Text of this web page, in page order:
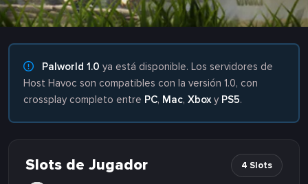
Palworld 1.0 ya está disponible. Los servidores de
Host Havoc son compatibles con la versión 1.0, con
crossplay completo entre PC, Mac, Xbox y PS5.
Slots de Jugador 4 Slots